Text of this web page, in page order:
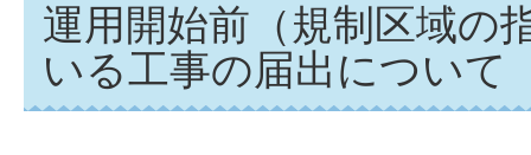
運用開始前（規制区域の
いる工事の届出について